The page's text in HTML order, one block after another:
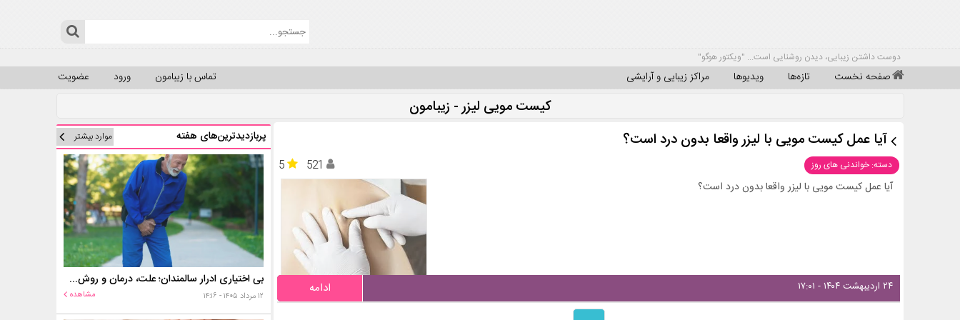
دوست داشتن زیبایی، دیدن روشنایی است... "ویکتور هوگو"
صفحه نخست تازه‌ها ویدیوها مراکز زیبایی و آرایشی عضویت ورود تماس با زیبامون
کیست مویی لیزر - زیبامون
آیا عمل کیست مویی با لیزر واقعا بدون درد است؟
دسته: خواندنی های روز 5
521
آیا عمل کیست مویی با لیزر واقعا بدون درد است؟
۲۴ اردیبهشت ۱۴۰۴ - ۱۷:۰۱ ادامه
پربازدیدترین‌های هفته موارد بیشتر
بی اختیاری ادرار سالمندان؛ علت، درمان و روش‌های کنترل در منزل
۱۲ مرداد ۱۴۰۵ - ۱۴:۱۶ مشاهده